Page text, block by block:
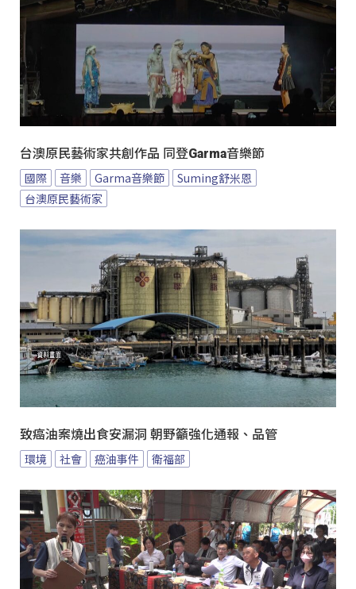
台澳原民藝術家共創作品 同登Garma音樂節
國際 音樂 Garma音樂節
Suming舒米恩
台澳原民藝術家
致癌油案燒出食安漏洞 朝野籲強化通報、品管
環境 社會 癌油事件 衛福部